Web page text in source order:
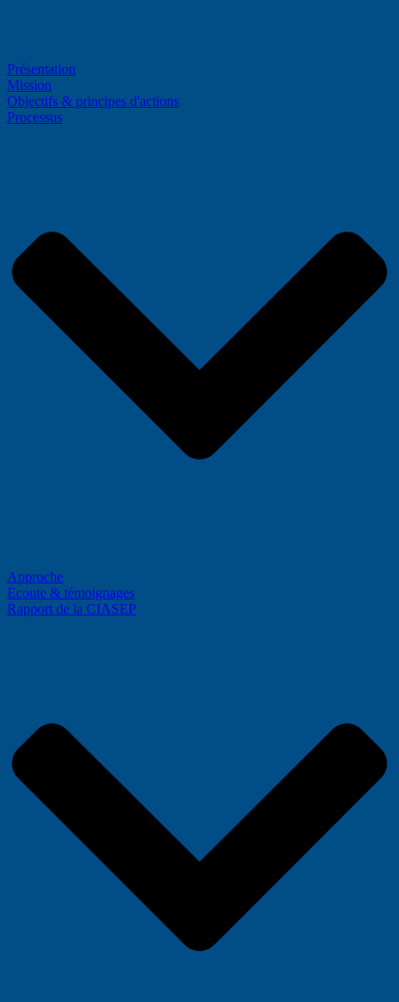
Présentation
Mission
Objectifs & principes d'actions
Processus
Approche
Ecoute & témoignages
Rapport de la CIASEP